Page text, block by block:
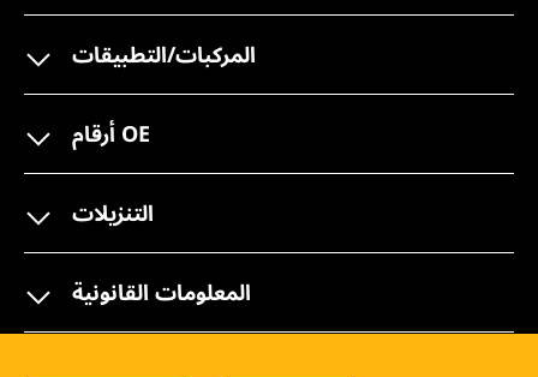
المركبات/التطبيقات
أرقام OE
التنزيلات
المعلومات القانونية